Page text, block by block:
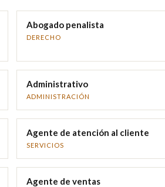
Abogado penalista
DERECHO
Administrativo
ADMINISTRACIÓN
Agente de atención al cliente
SERVICIOS
Agente de ventas